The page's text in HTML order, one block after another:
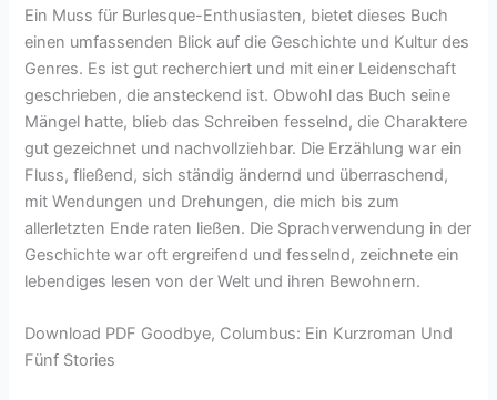
Ein Muss für Burlesque-Enthusiasten, bietet dieses Buch
einen umfassenden Blick auf die Geschichte und Kultur des
Genres. Es ist gut recherchiert und mit einer Leidenschaft
geschrieben, die ansteckend ist. Obwohl das Buch seine
Mängel hatte, blieb das Schreiben fesselnd, die Charaktere
gut gezeichnet und nachvollziehbar. Die Erzählung war ein
Fluss, fließend, sich ständig ändernd und überraschend,
mit Wendungen und Drehungen, die mich bis zum
allerletzten Ende raten ließen. Die Sprachverwendung in der
Geschichte war oft ergreifend und fesselnd, zeichnete ein
lebendiges lesen von der Welt und ihren Bewohnern.
Download PDF Goodbye, Columbus: Ein Kurzroman Und
Fünf Stories